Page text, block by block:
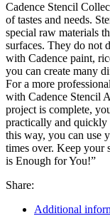
Cadence Stencil
of tastes and needs.
special raw materials
surfaces. They do not
with Cadence paint,
you can create many
For a more
with Cadence Stencil
project is complete,
practically and quickly
this way, you can use
times over. Keep your
is Enough for You!”
Share:
Additional